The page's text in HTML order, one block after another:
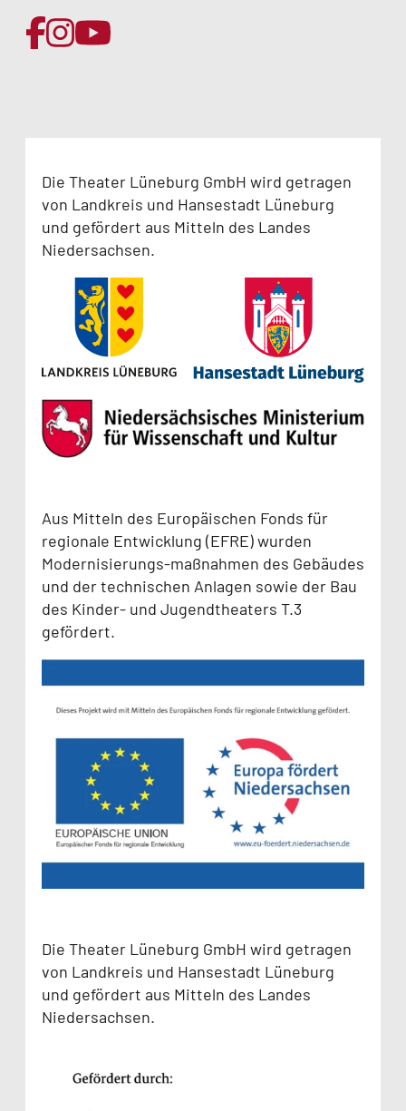
Die Theater Lüneburg GmbH wird getragen
von Landkreis und Hansestadt Lüneburg
und gefördert aus Mitteln des Landes
Niedersachsen.
Aus Mitteln des Europäischen Fonds für
regionale Entwicklung (EFRE) wurden
Modernisierungs-maßnahmen des Gebäudes
und der technischen Anlagen sowie der Bau
des Kinder- und Jugendtheaters T.3
gefördert.
Die Theater Lüneburg GmbH wird getragen
von Landkreis und Hansestadt Lüneburg
und gefördert aus Mitteln des Landes
Niedersachsen.